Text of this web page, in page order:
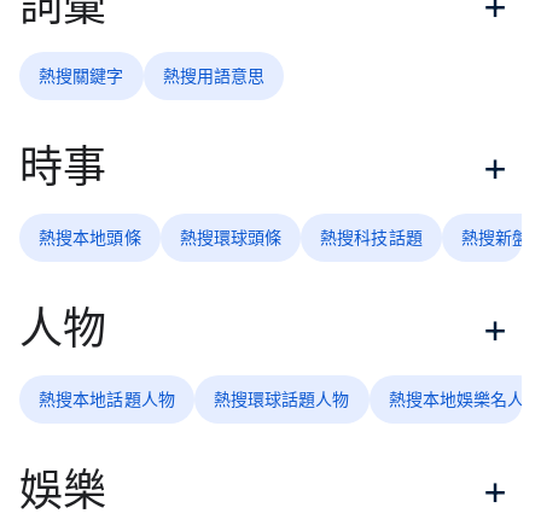
熱搜關鍵字 熱搜用語意思
時事
熱搜本地頭條 熱搜環球頭條 熱搜科技話題 熱搜新盤
人物
熱搜本地話題人物 熱搜環球話題人物 熱搜本地娛樂名人
娛樂